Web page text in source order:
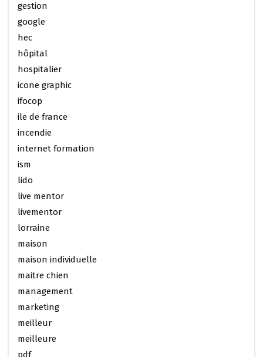
gestion
google
hec
hôpital
hospitalier
icone graphic
ifocop
ile de france
incendie
internet formation
ism
lido
live mentor
livementor
lorraine
maison
maison individuelle
maitre chien
management
marketing
meilleur
meilleure